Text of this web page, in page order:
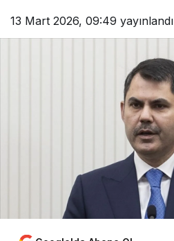
13 Mart 2026, 09:49 yayınlandı